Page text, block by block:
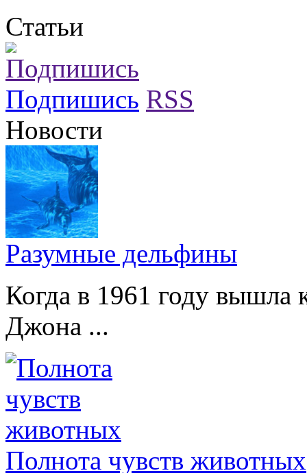
Статьи
Подпишись RSS
Новости
Разумные дельфины
Когда в 1961 году вышла
Джона ...
Полнота чувств животных